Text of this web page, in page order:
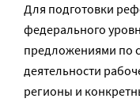
Для подготовки
федерального
предложениями по
деятельности
регионы и